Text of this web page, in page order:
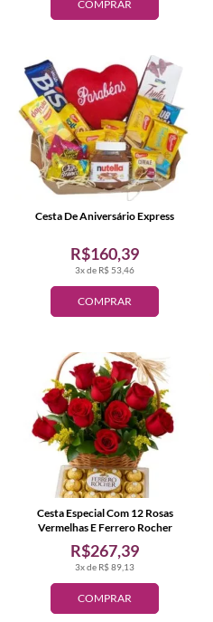
COMPRAR
COMPRAR
3x de R$ 53,46
R$160,39
Cesta De Aniversário Express
COMPRAR
3x de R$ 89,13
R$267,39
Cesta Especial Com 12 Rosas
Vermelhas E Ferrero Rocher